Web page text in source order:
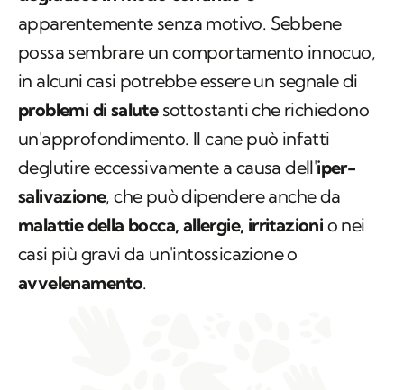
apparentemente senza motivo. Sebbene
possa sembrare un comportamento innocuo,
in alcuni casi potrebbe essere un segnale di
problemi di salute sottostanti che richiedono
un'approfondimento. Il cane può infatti
deglutire eccessivamente a causa dell'iper-
salivazione, che può dipendere anche da
malattie della bocca, allergie, irritazioni o nei
casi più gravi da un'intossicazione o
avvelenamento.